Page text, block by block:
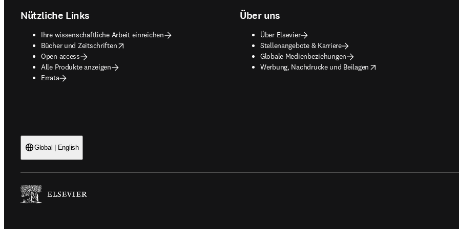
Nützliche Links
Ihre wissenschaftliche Arbeit einreichen
Bücher und Zeitschriften
opens in new tab/window
Open access
Alle Produkte anzeigen
Errata
Über uns
Über Elsevier
Stellenangebote & Karriere
Globale Medienbeziehungen
Werbung, Nachdrucke und Beilagen
opens in new tab/window
Global | English